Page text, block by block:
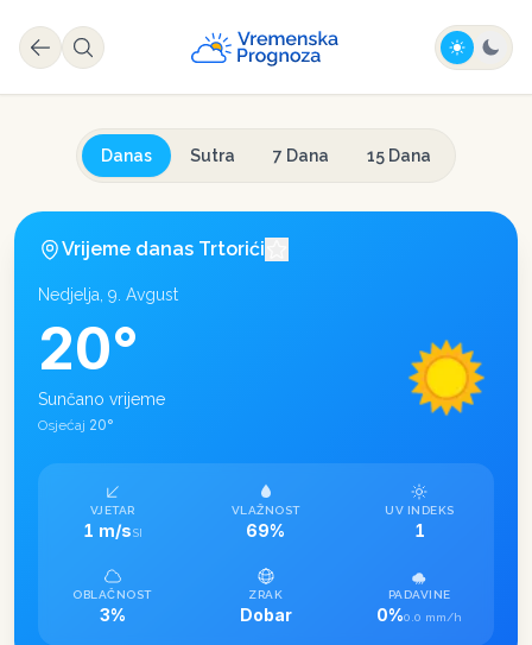
Danas Sutra 7 Dana 15 Dana
Vrijeme danas Trtorići
Nedjelja, 9. Avgust
20°
Sunčano vrijeme
Osjećaj 20°
VJETAR
1 m/sSI
VLAŽNOST
69%
UV INDEKS
1
OBLAČNOST
3%
ZRAK
Dobar
PADAVINE
0%0.0 mm/h